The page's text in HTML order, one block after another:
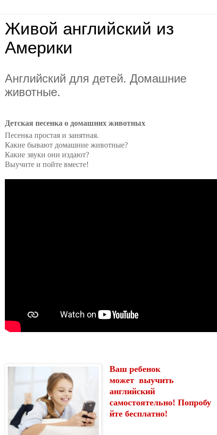
Живой английский из
Америки
Английский для детей. Домашние
животные.
Детская песенка о домашних животных
Песенка простая и занятная.
Какие бывают домашние животные?
Какие звуки они издают?
Выучите и пойте вместе!
Ваш ребенок
может выучить
английский
самостоятельно! Попробу
йте бесплатно!